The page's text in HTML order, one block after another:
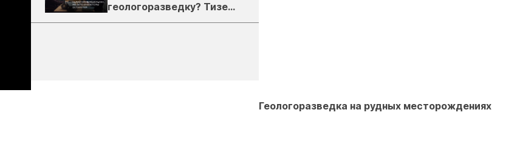
геологоразведку? Тизер
подкаста ЗиТ №1
Геологоразведка на рудных месторождениях